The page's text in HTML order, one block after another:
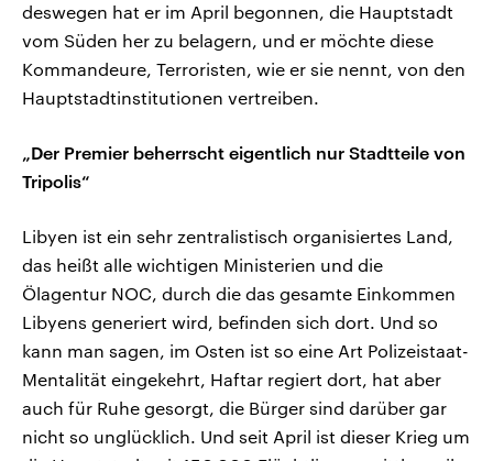
deswegen hat er im April begonnen, die Hauptstadt
vom Süden her zu belagern, und er möchte diese
Kommandeure, Terroristen, wie er sie nennt, von den
Hauptstadtinstitutionen vertreiben.
„Der Premier beherrscht eigentlich nur Stadtteile von
Tripolis“
Libyen ist ein sehr zentralistisch organisiertes Land,
das heißt alle wichtigen Ministerien und die
Ölagentur NOC, durch die das gesamte Einkommen
Libyens generiert wird, befinden sich dort. Und so
kann man sagen, im Osten ist so eine Art Polizeistaat-
Mentalität eingekehrt, Haftar regiert dort, hat aber
auch für Ruhe gesorgt, die Bürger sind darüber gar
nicht so unglücklich. Und seit April ist dieser Krieg um